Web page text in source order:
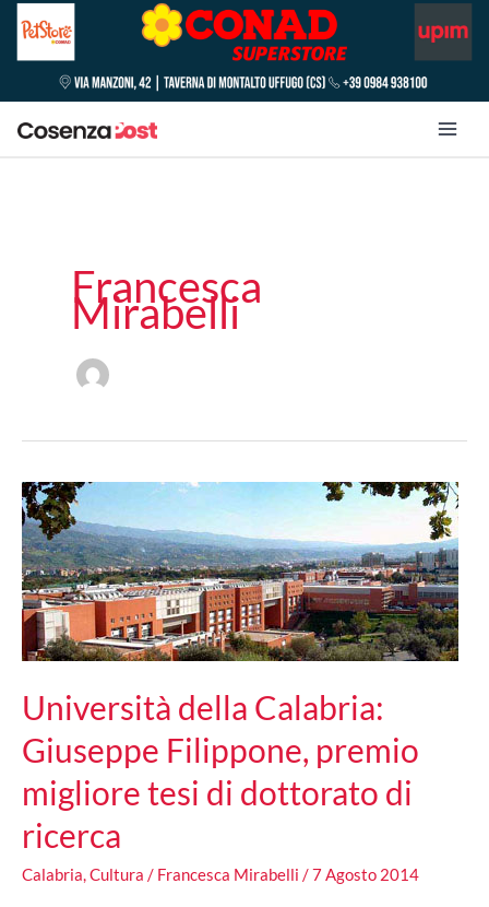
Francesca
Mirabelli
Università della Calabria:
Giuseppe Filippone, premio
migliore tesi di dottorato di
ricerca
Calabria,Cultura / Francesca Mirabelli /7 Agosto 2014